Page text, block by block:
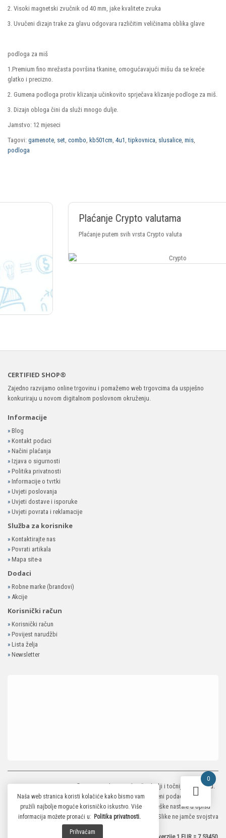
2. Visoki magnetski zvučnik od 40 mm, jake kvalitete zvuka
3. Uvučeni dizajn trake za glavu odgovara različitim veličinama oblika glave
podloga za miš
1.Premium fino mrežasta površina tkanine, omogućavajući mišu da se kreće
glatko i precizno.
2. Gumena podloga protiv klizanja učinkovito sprječava klizanje podloge za miš.
3. Dizajn obloga čini da služi mnogo dulje.
Jamstvo: 12 mjeseci
Tagovi: gamenote, set, combo, kb501cm, 4u1,tipkovnica, slusalice, mis,
podloga
Plaćanje Crypto valutama
Plaćanje putem svih vrsta Crypto valuta
CERTIFIED SHOP®
Zajedno razvijamo online trgovinu i pomažemo web trgovcima da uspješno
konkuriraju u novom digitalnom poslovnom okruženju.
Informacije
» Blog
» Kontakt podaci
» Načini plaćanja
» Izjava o sigurnosti
» Politika privatnosti
» Informacije o tvrtki
» Uvjeti poslovanja
» Uvjeti dostave i isporuke
» Uvjeti povrata i reklamacije
Služba za korisnike
» Kontaktirajte nas
» Povrati artikala
» Mapa site-a
Dodaci
» Robne marke (brandovi)
» Akcije
Korisnički račun
» Korisnički račun
» Povijest narudžbi
» Lista želja
» Newsletter
MP-ELEKTRONIKA SHOP© 2026. Trudimo se dati što bolji i točniji opis i sliku.
Unatoč tome, ne možemo garantirati da su svi navedeni podaci i slike u
potpunosti točni. Ne odgovaramo za eventualne pogreške nastale u opisu
proizvoda, greške prilikom štampanja te promjene cijena. Slike ne jamče svojstva
proizvoda.
0
Naša web stranica koristi kolačiće kako bismo vam
pružili najbolje moguće korisničko iskustvo. Više
informacija možete pronaći u: Politika privatnosti.
Prihvaćam